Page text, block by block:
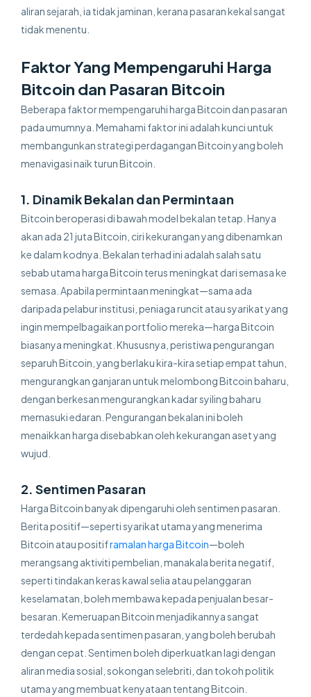
aliran sejarah, ia tidak jaminan, kerana pasaran kekal sangat
tidak menentu.
Faktor Yang Mempengaruhi Harga
Bitcoin dan Pasaran Bitcoin
Beberapa faktor mempengaruhi harga Bitcoin dan pasaran
pada umumnya. Memahami faktor ini adalah kunci untuk
membangunkan strategi perdagangan Bitcoin yang boleh
menavigasi naik turun Bitcoin.
1. Dinamik Bekalan dan Permintaan
Bitcoin beroperasi di bawah model bekalan tetap. Hanya
akan ada 21 juta Bitcoin, ciri kekurangan yang dibenamkan
ke dalam kodnya. Bekalan terhad ini adalah salah satu
sebab utama harga Bitcoin terus meningkat dari semasa ke
semasa. Apabila permintaan meningkat—sama ada
daripada pelabur institusi, peniaga runcit atau syarikat yang
ingin mempelbagaikan portfolio mereka—harga Bitcoin
biasanya meningkat. Khususnya, peristiwa pengurangan
separuh Bitcoin, yang berlaku kira-kira setiap empat tahun,
mengurangkan ganjaran untuk melombong Bitcoin baharu,
dengan berkesan mengurangkan kadar syiling baharu
memasuki edaran. Pengurangan bekalan ini boleh
menaikkan harga disebabkan oleh kekurangan aset yang
wujud.
2. Sentimen Pasaran
Harga Bitcoin banyak dipengaruhi oleh sentimen pasaran.
Berita positif—seperti syarikat utama yang menerima
Bitcoin atau positiframalan harga Bitcoin—boleh
merangsang aktiviti pembelian, manakala berita negatif,
seperti tindakan keras kawal selia atau pelanggaran
keselamatan, boleh membawa kepada penjualan besar-
besaran. Kemeruapan Bitcoin menjadikannya sangat
terdedah kepada sentimen pasaran, yang boleh berubah
dengan cepat. Sentimen boleh diperkuatkan lagi dengan
aliran media sosial, sokongan selebriti, dan tokoh politik
utama yang membuat kenyataan tentang Bitcoin.